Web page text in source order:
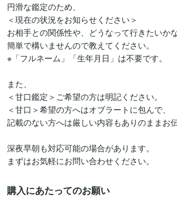
円滑な鑑定のため、
＜現在の状況をお知らせください＞
お相手との関係性や、どうなって行きたいかな
簡単で構いませんので教えてください。
※「フルネーム」「生年月日」は不要です。
また、
＜甘口鑑定＞ご希望の方は明記ください。
＜甘口＞希望の方へはオブラートに包んで、
記載のない方へは厳しい内容もありのままお
深夜早朝も対応可能の場合があります。
まずはお気軽にお問い合わせください。
購入にあたってのお願い